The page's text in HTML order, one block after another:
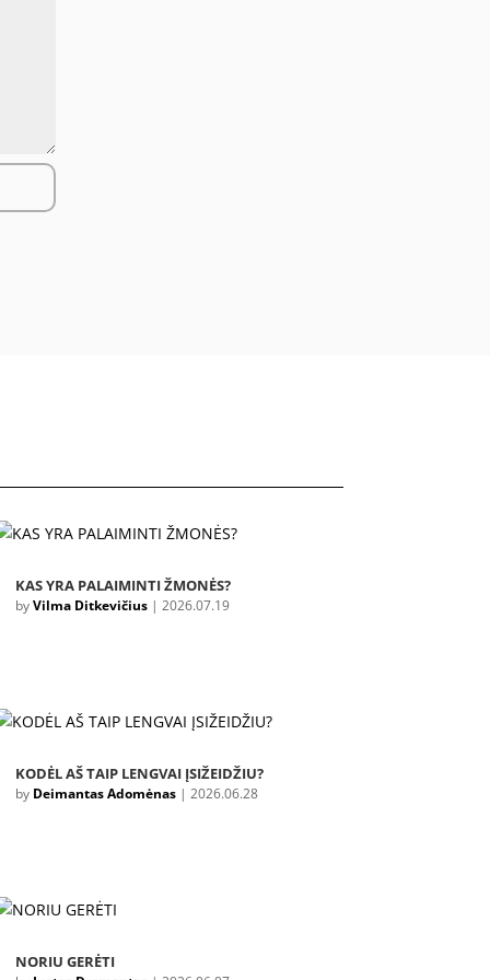
KAS YRA PALAIMINTI ŽMONĖS?
byVilma Ditkevičius| 2026.07.19
KODĖL AŠ TAIP LENGVAI ĮSIŽEIDŽIU?
by Deimantas Adomėnas| 2026.06.28
NORIU GERĖTI